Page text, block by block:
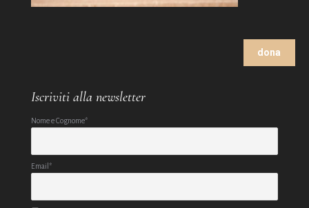
dona
Iscriviti alla newsletter
Nome e Cognome*
Email*